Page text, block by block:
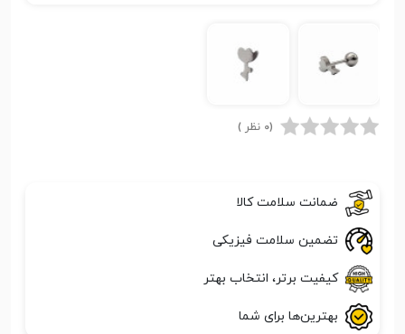
(0 نظر )
ضمانت سلامت کالا
تضمین سلامت فیزیکی
کیفیت برتر، انتخاب بهتر
بهترین‌ها برای شما